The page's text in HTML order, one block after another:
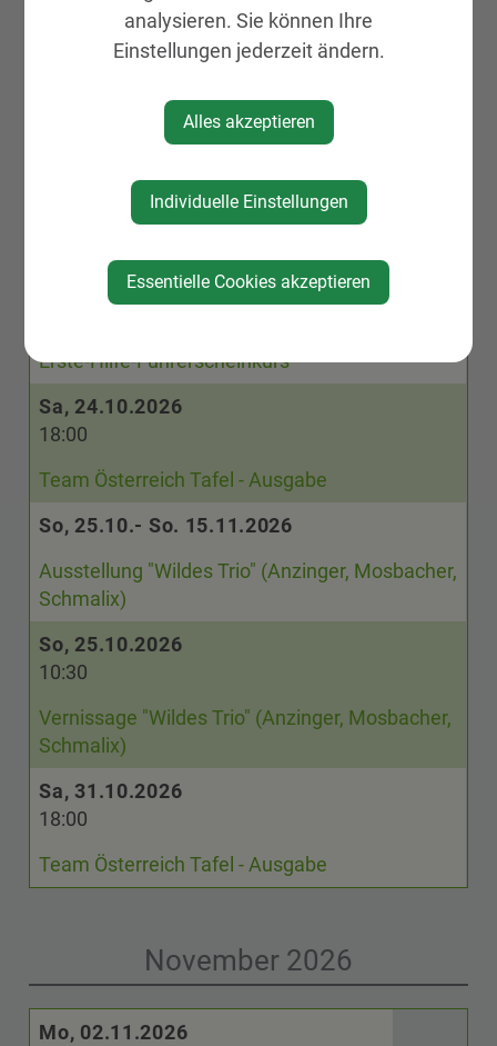
Fr, 23.10.2026
Lesung "Herbert Dutzler"
Sa, 24.10.2026
Erste-Hilfe-Führerscheinkurs
Sa, 24.10.2026
18:00
Team Österreich Tafel - Ausgabe
So, 25.10.- So. 15.11.2026
Ausstellung "Wildes Trio" (Anzinger, Mosbacher,
Schmalix)
So, 25.10.2026
10:30
Vernissage "Wildes Trio" (Anzinger, Mosbacher,
Schmalix)
Sa, 31.10.2026
18:00
Team Österreich Tafel - Ausgabe
November 2026
Mo, 02.11.2026
analysieren. Sie können Ihre
Einstellungen jederzeit ändern.
Alles akzeptieren
Individuelle Einstellungen
Essentielle Cookies akzeptieren